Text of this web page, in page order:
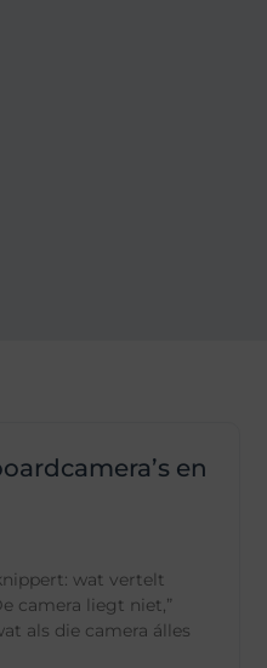
en
wat vertelt
camera liegt niet,”
als die camera álles